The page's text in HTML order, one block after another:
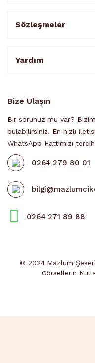
Sözleşmeler
Yardım
Bize Ulaşın
Bir sorunuz mu var?
bulabilirsiniz. En hızlı
WhatsApp Hattımızı
0264 279 80 01
0264 271 89 88
© 2024 Mazlum
Görsellerin